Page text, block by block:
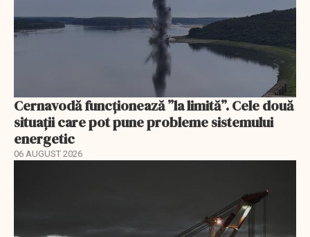
Cernavodă funcționează ”la limită”. Cele două
situații care pot pune probleme sistemului
energetic
06 AUGUST 2026